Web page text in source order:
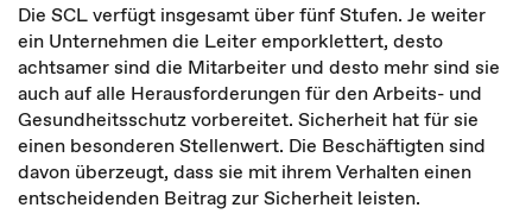
Die SCL verfügt insgesamt über fünf Stufen. Je weiter
ein Unternehmen die Leiter emporklettert, desto
achtsamer sind die Mitarbeiter und desto mehr sind sie
auch auf alle Herausforderungen für den Arbeits- und
Gesundheitsschutz vorbereitet. Sicherheit hat für sie
einen besonderen Stellenwert. Die Beschäftigten sind
davon überzeugt, dass sie mit ihrem Verhalten einen
entscheidenden Beitrag zur Sicherheit leisten.